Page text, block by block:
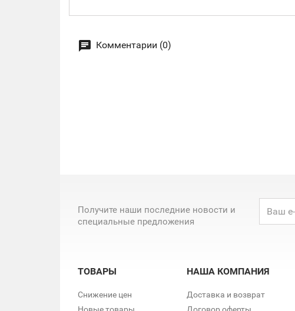
Комментарии (0)
Получите наши последние новости и
специальные предложения
ТОВАРЫ
Снижение цен
НАША КОМПАНИЯ
Доставка и возврат